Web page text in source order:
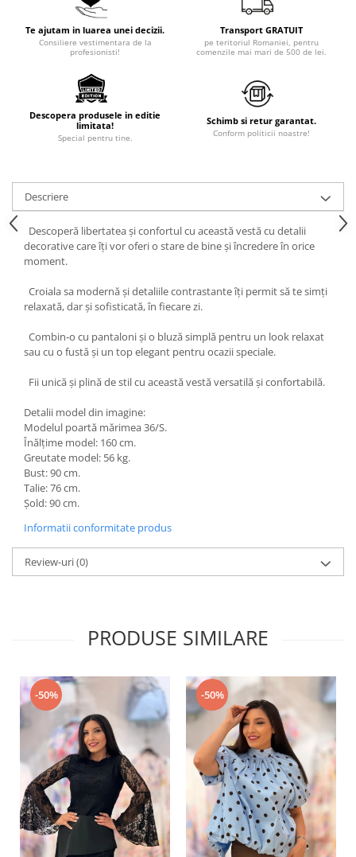
Te ajutam in luarea unei decizii.
Consiliere vestimentara de la
profesionisti!
Transport GRATUIT
pe teritoriul Romaniei, pentru
comenzile mai mari de 500 de lei.
Descopera produsele in editie
limitata!
Special pentru tine.
Schimb si retur garantat.
Conform politicii noastre!
Descriere
Descoperă libertatea și confortul cu această vestă cu detalii
decorative care îți vor oferi o stare de bine și încredere în orice
moment.
Croiala sa modernă și detaliile contrastante îți permit să te simți
relaxată, dar și sofisticată, în fiecare zi.
Combin-o cu pantaloni și o bluză simplă pentru un look relaxat
sau cu o fustă și un top elegant pentru ocazii speciale.
Fii unică și plină de stil cu această vestă versatilă și confortabilă.
Detalii model din imagine:
Modelul poartă mărimea 36/S.
Înălțime model: 160 cm.
Greutate model: 56 kg.
Bust: 90 cm.
Talie: 76 cm.
Șold: 90 cm.
Informatii conformitate produs
Review-uri(0)
PRODUSE SIMILARE
-50% -50%